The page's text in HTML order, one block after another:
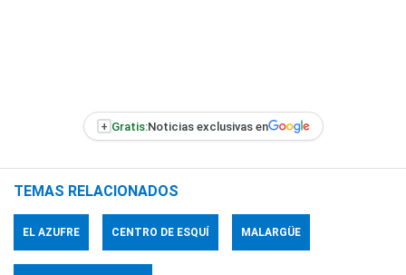
+ Gratis:Noticias exclusivas en
TEMAS RELACIONADOS
EL AZUFRE CENTRO DE ESQUÍ MALARGÜE